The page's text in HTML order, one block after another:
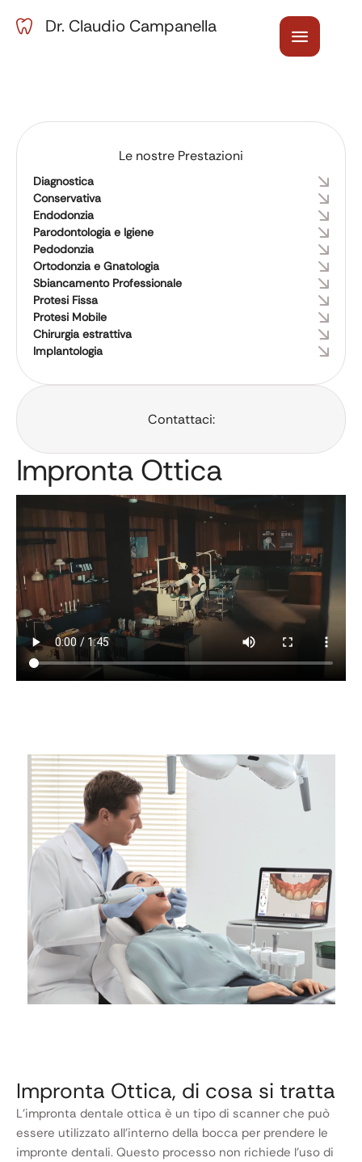
Dr. Claudio Campanella
Le nostre Prestazioni
Diagnostica
Conservativa
Endodonzia
Parodontologia e Igiene
Pedodonzia
Ortodonzia e Gnatologia
Sbiancamento Professionale
Protesi Fissa
Protesi Mobile
Chirurgia estrattiva
Implantologia
Contattaci:
Impronta Ottica
Impronta Ottica, di cosa si tratta
L’impronta dentale ottica è un tipo di scanner che può
essere utilizzato all’interno della bocca per prendere le
impronte dentali. Questo processo non richiede l’uso di